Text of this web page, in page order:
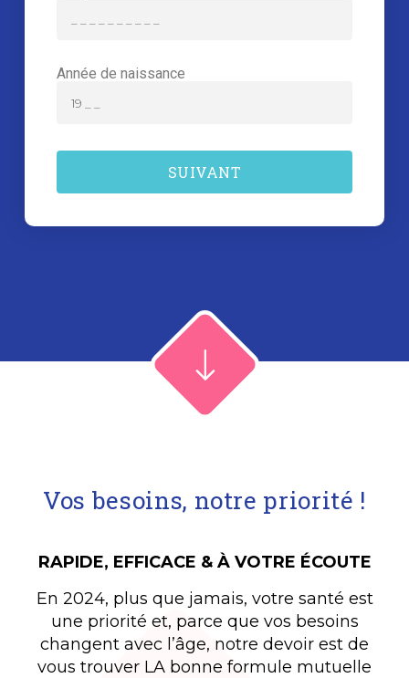
Année de naissance
SUIVANT
Vos besoins, notre priorité !
RAPIDE, EFFICACE & À VOTRE ÉCOUTE
En 2024, plus que jamais, votre santé est
une priorité et, parce que vos besoins
changent avec l’âge, notre devoir est de
vous trouver LA bonne formule mutuelle